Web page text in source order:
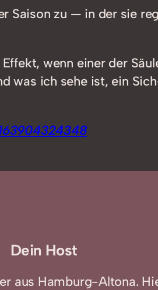
Saison zu — in der sie
wenn einer der
was ich sehe ist, ein
Dein Host
aus Hamburg-Altona.